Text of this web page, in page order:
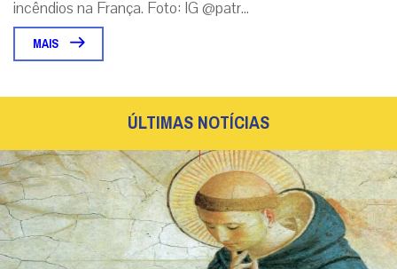
incêndios na França. Foto: IG @patr...
MAIS
ÚLTIMAS NOTÍCIAS